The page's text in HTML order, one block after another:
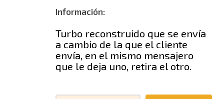
Información:
Turbo reconstruido que se envía
a cambio de la que el cliente
envía, en el mismo mensajero
que le deja uno, retira el otro.